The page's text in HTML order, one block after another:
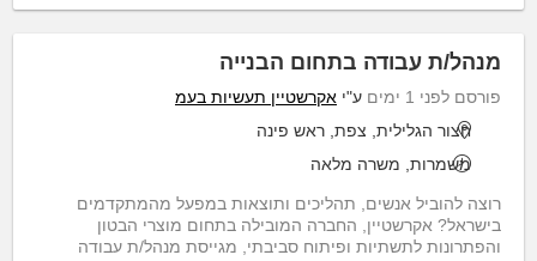
מנהל/ת עבודה בתחום הבנייה
פורסם לפני 1 ימים ע"י אקרשטיין תעשיות בעמ
חצור הגלילית, צפת, ראש פינה
משמרות, משרה מלאה
רוצה להוביל אנשים, תהליכים ותוצאות במפעל מהמתקדמים
בישראל? אקרשטיין, החברה המובילה בתחום מוצרי הבטון
והפתרונות לתשתיות ופיתוח סביבתי, מגייסת מנהל/ת עבודה